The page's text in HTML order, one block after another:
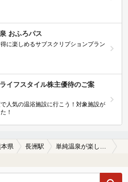
おふろパス
に楽しめるサブスクリプションプラン
ライフスタイル株主優待のご案
人気の温浴施設に行こう！対象施設が
！
県 長洲駅 単純温泉が楽しめる長洲駅近くの温泉、日帰り温泉、スーパー銭湯おすすめ